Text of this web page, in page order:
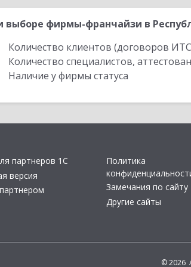
выборе фирмы-франчайзи в
Количество клиентов (договоров
Количество специалистов,
Наличие у фирмы статуса
партнеров 1С
версия
Политика
Замечания по сайту
Другие сайты
© 2026